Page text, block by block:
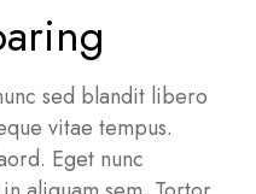
sed blandit libero
vitae tempus.
Eget nunc